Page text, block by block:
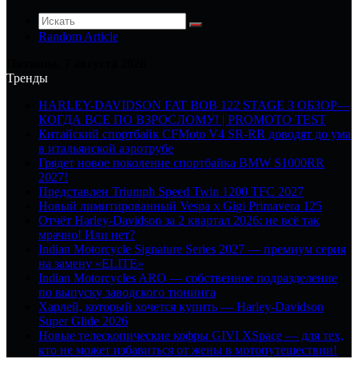
Random Article
Тренды
HARLEY-DAVIDSON FAT BOB 122 STAGE 3 ОБЗОР—
КОГДА ВСЕ ПО ВЗРОСЛОМУ! | PROMOTO TEST
Китайский спортбайк CFMoto V4 SR-RR доводят до ума
в итальянской аэротрубе
Грядет новое поколение спортбайка BMW S1000RR
2027!
Представлен Triumph Speed Twin 1200 TFC 2027
Новый лимитированный Vespa x Gigi Primavera 125
Отчёт Harley-Davidson за 2 квартал 2026: не всё так
мрачно! Или нет?
Indian Motorcycle Signature Series 2027 — премиум серия
на замену «ELITE»
Indian Motorcycles ARO — собственное подразделение
по выпуску заводского тюнинга
Харлей, который хочется купить — Harley-Davidson
Super Glide 2026
Новые телескопические кофры GIVI XSpace — для тех,
кто не может избавиться от жены в мотопутешествии!